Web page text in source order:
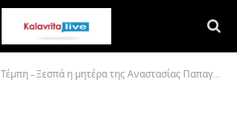
Τέμπη – Ξεσπά η μητέρα της Αναστασίας Παπαγγελή από τα Καλάβρυτα: «Πέταξαν τα παιδιά μας στο καλάθι»